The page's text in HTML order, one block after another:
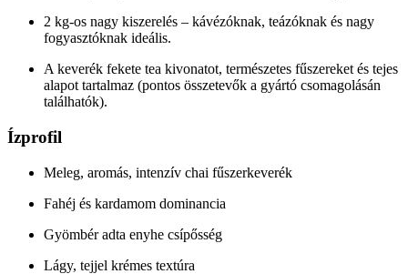
2 kg-os nagy kiszerelés – kávézóknak, teázóknak és nagy
fogyasztóknak ideális.
A keverék fekete tea kivonatot, természetes fűszereket és tejes
alapot tartalmaz (pontos összetevők a gyártó csomagolásán
találhatók).
Ízprofil
Meleg, aromás, intenzív chai fűszerkeverék
Fahéj és kardamom dominancia
Gyömbér adta enyhe csípősség
Lágy, tejjel krémes textúra